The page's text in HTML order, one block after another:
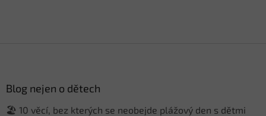
Blog nejen o dětech
🏖️ 10 věcí, bez kterých se neobejde plážový den s dětmi